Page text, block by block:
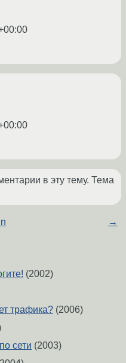
в эту тему. Тема
→
(2002)
трафика? (2006)
сети (2003)